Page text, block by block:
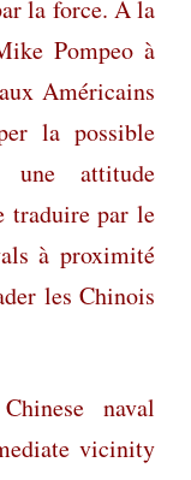
la force. À la
Pompeo à
Américains
la possible
une attitude
traduire par le
à proximité
les Chinois
naval
vicinity